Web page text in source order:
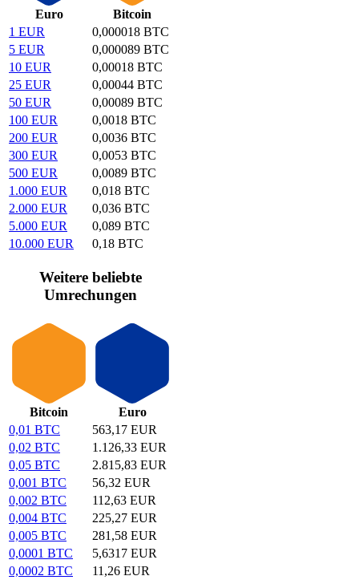
Euro
Bitcoin
1 EUR
0,000018 BTC
5 EUR
0,000089 BTC
10 EUR
0,00018 BTC
25 EUR
0,00044 BTC
50 EUR
0,00089 BTC
100 EUR
0,0018 BTC
200 EUR
0,0036 BTC
300 EUR
0,0053 BTC
500 EUR
0,0089 BTC
1.000 EUR
0,018 BTC
2.000 EUR
0,036 BTC
5.000 EUR
0,089 BTC
10.000 EUR
0,18 BTC
Weitere beliebte
Umrechungen
Bitcoin
Euro
0,01 BTC
563,17 EUR
0,02 BTC
1.126,33 EUR
0,05 BTC
2.815,83 EUR
0,001 BTC
56,32 EUR
0,002 BTC
112,63 EUR
0,004 BTC
225,27 EUR
0,005 BTC
281,58 EUR
0,0001 BTC
5,6317 EUR
0,0002 BTC
11,26 EUR